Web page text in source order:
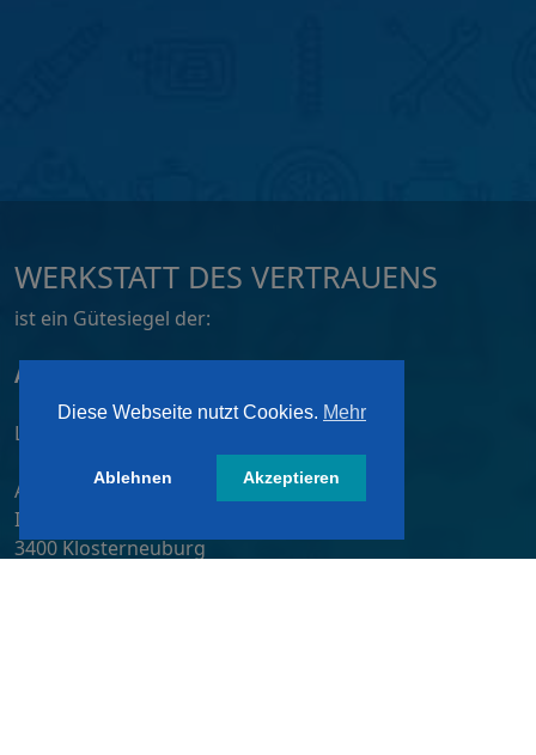
WERKSTATT DES VERTRAUENS
ist ein Gütesiegel der:
ATZ AG, Dortmund
Lizensiert von:
A&W-Verlag GmbH
Inkustraße 1-7 / Stiege 4 / 2. OG
3400 Klosterneuburg
Diese Webseite nutzt Cookies. Mehr
Ablehnen Akzeptieren